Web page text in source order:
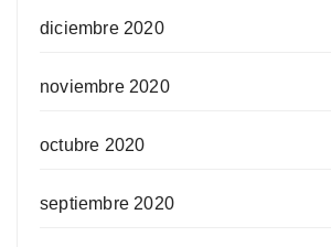
diciembre 2020
noviembre 2020
octubre 2020
septiembre 2020